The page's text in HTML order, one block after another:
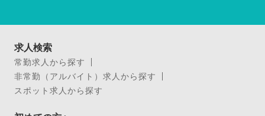
求人検索
常勤求人から探す
非常勤（アルバイト）求人から探す
スポット求人から探す